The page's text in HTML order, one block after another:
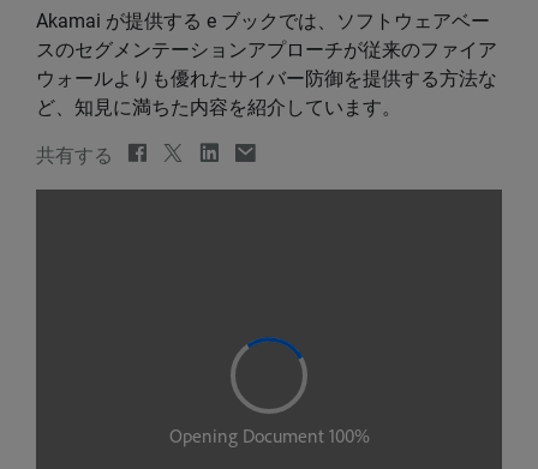
Akamai が提供する e ブックでは、ソフトウェアベー
スのセグメンテーションアプローチが従来のファイア
ウォールよりも優れたサイバー防御を提供する方法な
ど、知見に満ちた内容を紹介しています。
共有する